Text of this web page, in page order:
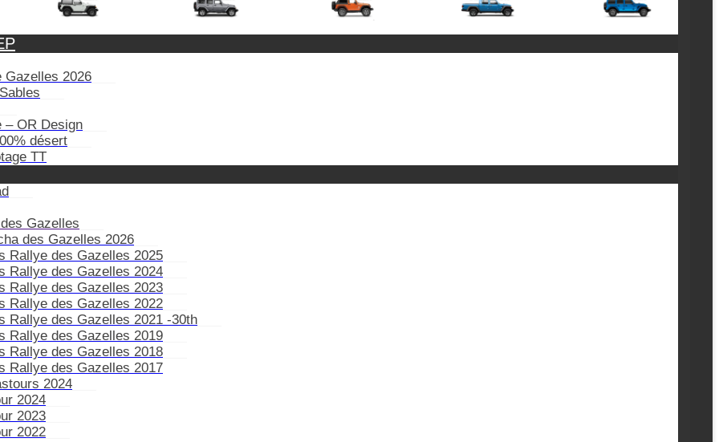
Gazelles 2026
– OR Design
désert
TT
Gazelles
des Gazelles 2026
Rallye des Gazelles 2025
Rallye des Gazelles 2024
Rallye des Gazelles 2023
Rallye des Gazelles 2022
Rallye des Gazelles 2021 -30th
Rallye des Gazelles 2019
Rallye des Gazelles 2018
Rallye des Gazelles 2017
2024
2024
2023
2022